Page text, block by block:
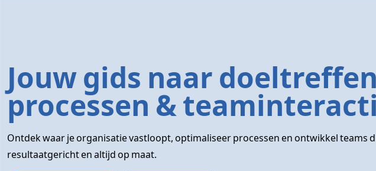
Jouw gids naar
processen &
Ontdek waar je organisatie vastloopt, optimaliseer processen en ontwikkel teams
resultaatgericht en altijd op maat.